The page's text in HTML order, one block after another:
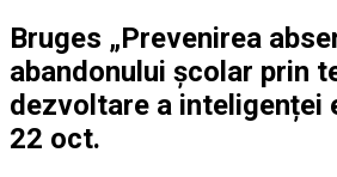
Bruges „Prevenirea
abandonului școlar prin
dezvoltare a inteligenței
22 oct.